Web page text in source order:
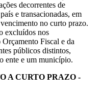
decorrentes de
e transacionadas, em
no curto prazo.
excluídos nos
Fiscal e da
públicos distintos,
ente e um município.
A CURTO PRAZO -